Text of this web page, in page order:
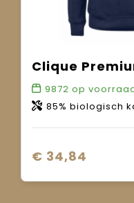
9872 op
85% biologisch katoen,
€ 34,84